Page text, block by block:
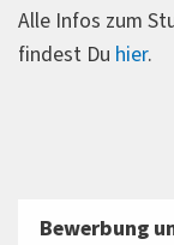
Alle Infos zum
findest Du hier.
Bewerbung